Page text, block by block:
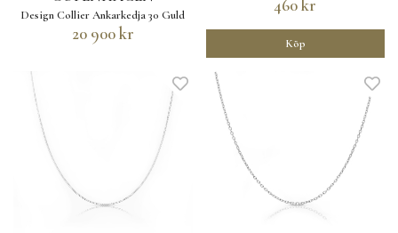
Design Collier Ankarkedja 30 Guld
20 900 kr
460 kr
Köp